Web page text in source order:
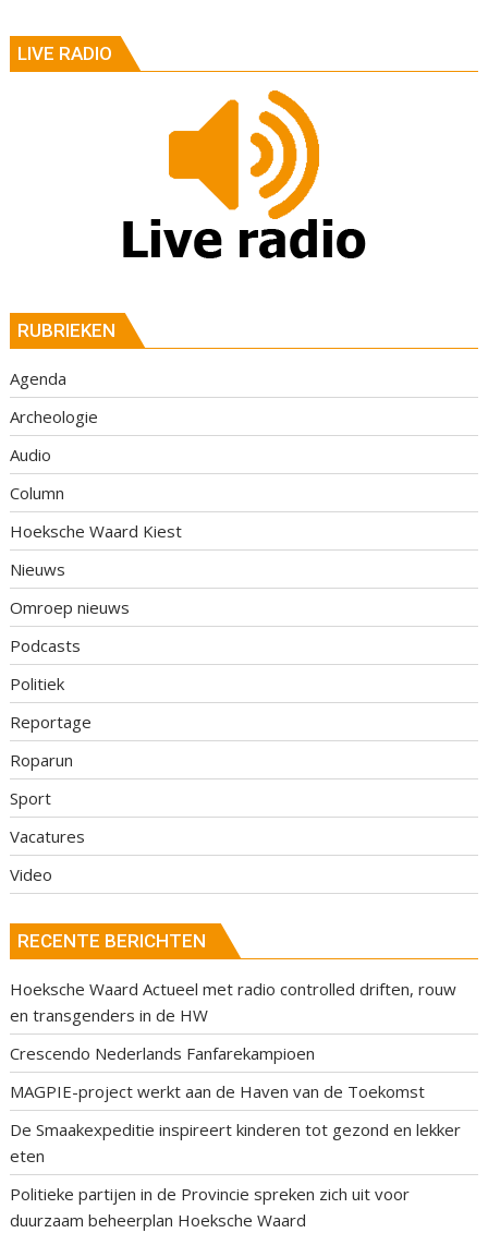
LIVE RADIO
RUBRIEKEN
Agenda
Archeologie
Audio
Column
Hoeksche Waard Kiest
Nieuws
Omroep nieuws
Podcasts
Politiek
Reportage
Roparun
Sport
Vacatures
Video
RECENTE BERICHTEN
Hoeksche Waard Actueel met radio controlled driften, rouw
en transgenders in de HW
Crescendo Nederlands Fanfarekampioen
MAGPIE-project werkt aan de Haven van de Toekomst
De Smaakexpeditie inspireert kinderen tot gezond en lekker
eten
Politieke partijen in de Provincie spreken zich uit voor
duurzaam beheerplan Hoeksche Waard